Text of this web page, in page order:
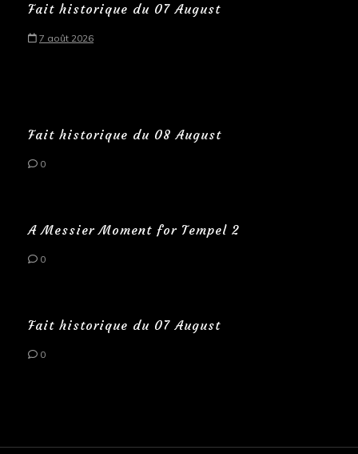
Fait historique du 07 August
7 août 2026
Fait historique du 08 August
0
A Messier Moment for Tempel 2
0
Fait historique du 07 August
0